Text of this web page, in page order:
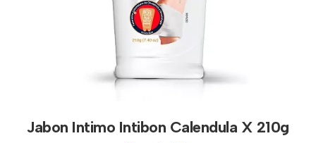
Jabon Intimo Intibon Calendula X 210g